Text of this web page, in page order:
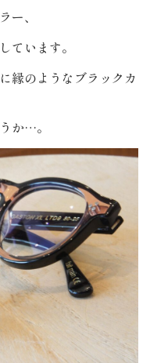
ー、
ています。
縁のようなブラックカ
か…。